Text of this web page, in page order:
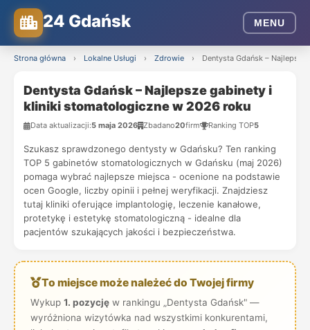
24 Gdańsk MENU
Strona główna › Lokalne Usługi › Zdrowie › Dentysta Gdańsk –
Dentysta Gdańsk – Najlepsze gabinety i
kliniki stomatologiczne w 2026 roku
Data aktualizacji:5 maja 2026 Zbadano20firm Ranking TOP5
Szukasz sprawdzonego dentysty w Gdańsku? Ten ranking
TOP 5 gabinetów stomatologicznych w Gdańsku (maj 2026)
pomaga wybrać najlepsze miejsca - ocenione na podstawie
ocen Google, liczby opinii i pełnej weryfikacji. Znajdziesz
tutaj kliniki oferujące implantologię, leczenie kanałowe,
protetykę i estetykę stomatologiczną - idealne dla
pacjentów szukających jakości i bezpieczeństwa.
To miejsce może należeć do Twojej firmy
Wykup 1. pozycjęw rankingu „Dentysta Gdańsk" —
wyróżniona wizytówka nad wszystkimi konkurentami,